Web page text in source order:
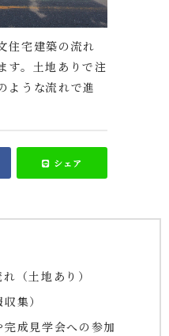
住宅建築の流れ
す。土地ありで注
ような流れで進
シェア
（土地あり）
集）
成見学会への参加